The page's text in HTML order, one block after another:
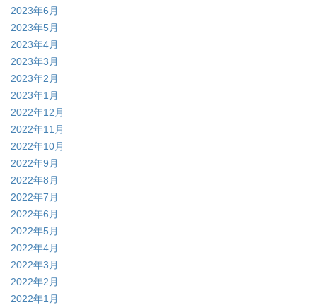
2023年6月
2023年5月
2023年4月
2023年3月
2023年2月
2023年1月
2022年12月
2022年11月
2022年10月
2022年9月
2022年8月
2022年7月
2022年6月
2022年5月
2022年4月
2022年3月
2022年2月
2022年1月